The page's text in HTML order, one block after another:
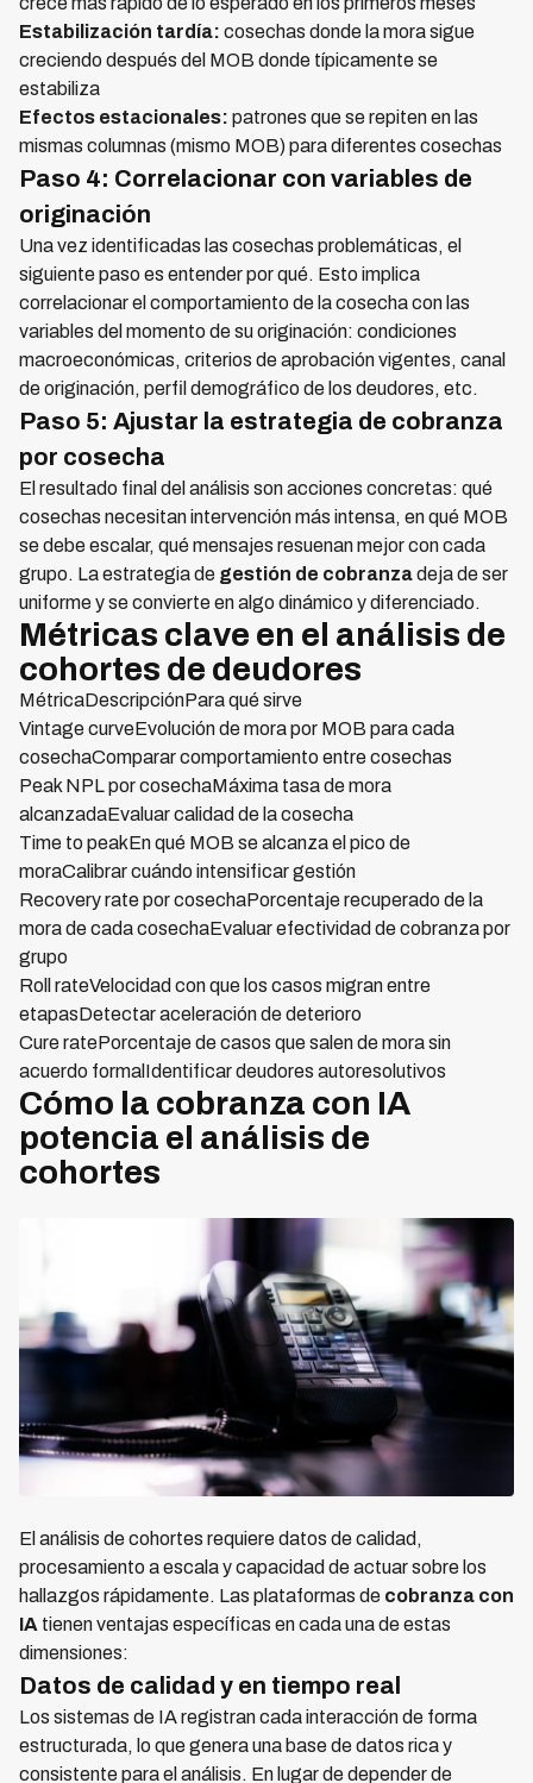
Estabilización tardía: cosechas donde la mora sigue
creciendo después del MOB donde típicamente se
estabiliza
Efectos estacionales: patrones que se repiten en las
mismas columnas (mismo MOB) para diferentes cosechas
Paso 4: Correlacionar con variables de
originación
Una vez identificadas las cosechas problemáticas, el
siguiente paso es entender por qué. Esto implica
correlacionar el comportamiento de la cosecha con las
variables del momento de su originación: condiciones
macroeconómicas, criterios de aprobación vigentes, canal
de originación, perfil demográfico de los deudores, etc.
Paso 5: Ajustar la estrategia de cobranza
por cosecha
El resultado final del análisis son acciones concretas: qué
cosechas necesitan intervención más intensa, en qué MOB
se debe escalar, qué mensajes resuenan mejor con cada
grupo. La estrategia de gestión de cobranzadeja de ser
uniforme y se convierte en algo dinámico y diferenciado.
Métricas clave en el análisis de
cohortes de deudores
MétricaDescripciónPara qué sirve
Vintage curveEvolución de mora por MOB para cada
cosechaComparar comportamiento entre cosechas
Peak NPL por cosechaMáxima tasa de mora
alcanzadaEvaluar calidad de la cosecha
Time to peakEn qué MOB se alcanza el pico de
moraCalibrar cuándo intensificar gestión
Recovery rate por cosechaPorcentaje recuperado de la
mora de cada cosechaEvaluar efectividad de cobranza por
grupo
Roll rateVelocidad con que los casos migran entre
etapasDetectar aceleración de deterioro
Cure ratePorcentaje de casos que salen de mora sin
acuerdo formalIdentificar deudores autoresolutivos
Cómo la cobranza con IA
potencia el análisis de
cohortes
El análisis de cohortes requiere datos de calidad,
procesamiento a escala y capacidad de actuar sobre los
hallazgos rápidamente. Las plataformas de cobranza con
IA tienen ventajas específicas en cada una de estas
dimensiones:
Datos de calidad y en tiempo real
Los sistemas de IA registran cada interacción de forma
estructurada, lo que genera una base de datos rica y
consistente para el análisis. En lugar de depender de